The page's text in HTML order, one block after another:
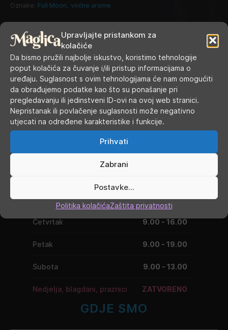
Upravljajte pristankom za
kolačiće
Da bismo pružili najbolje iskustvo, koristimo tehnologije
poput kolačića za čuvanje i/ili pristup informacijama o
uređaju. Suglasnost s ovim tehnologijama će nam omogućiti
da obrađujemo podatke kao što su ponašanje pri
pregledavanju ili jedinstveni ID-ovi na ovoj web stranici.
Nepristanak ili povlačenje suglasnosti može negativno
utjecati na određene karakteristike i funkcije.
Prihvati
Zabrani
Postavke...
Politika kolačićaZaštita privatnosti
Oznake: Full Moon, voćne arome
RADNO VRIJEME
Ponedjeljak 9.00 - 19.00
Srijeda 9.00 - 16.00
Četvrtak 9.00 - 16.00
Petak 9.00 - 19.00
Subota 9.00 - 13.00
Nedjelja, blagdani, praznici ZATVORENO
GDJE SMO